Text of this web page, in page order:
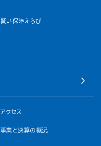
賢い保障えらび
アクセス
事業と決算の概況